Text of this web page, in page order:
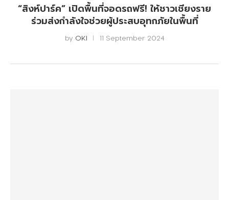
“สิงห์ปาร์ค” เปิดพื้นที่จอดรถฟรี! ให้ชาวเชียงราย
ร่วมส่งกำลังใจช่วยผู้ประสบอุทกภัยในพื้นที่
by OKI 11 September 2024